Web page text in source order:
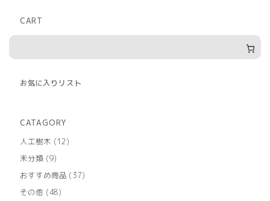
CART
お気に入りリスト
CATAGORY
人工樹木
1212
商
未分類 99
の
商
おすすめ商品 3737
その他 4848